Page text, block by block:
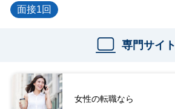
面接1回
専門サイト
女性の転職なら